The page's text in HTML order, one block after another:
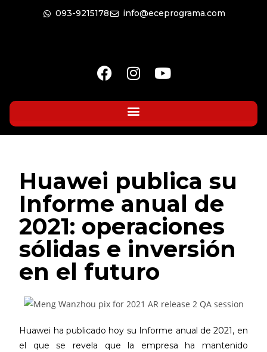
093-9215178 info@eceprograma.com
Huawei publica su
Informe anual de
2021: operaciones
sólidas e inversión
en el futuro
Huawei ha publicado hoy su Informe anual de 2021, en
el que se revela que la empresa ha mantenido